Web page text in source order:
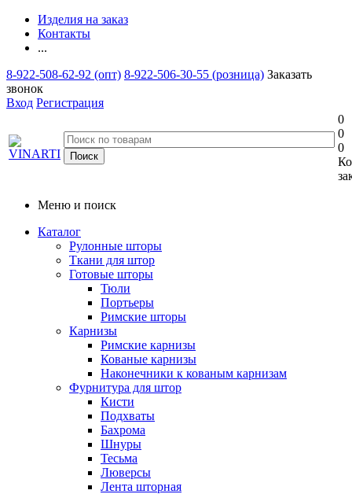
Изделия на заказ
Контакты
...
8-922-508-62-92 (опт) 8-922-506-30-55 (розница) Заказать
звонок
Вход Регистрация
0
0
0
Меню и поиск
Каталог
Рулонные шторы
Ткани для штор
Готовые шторы
Тюли
Портьеры
Римские шторы
Карнизы
Римские карнизы
Кованые карнизы
Наконечники к кованым карнизам
Фурнитура для штор
Кисти
Подхваты
Бахрома
Шнуры
Тесьма
Люверсы
Лента шторная